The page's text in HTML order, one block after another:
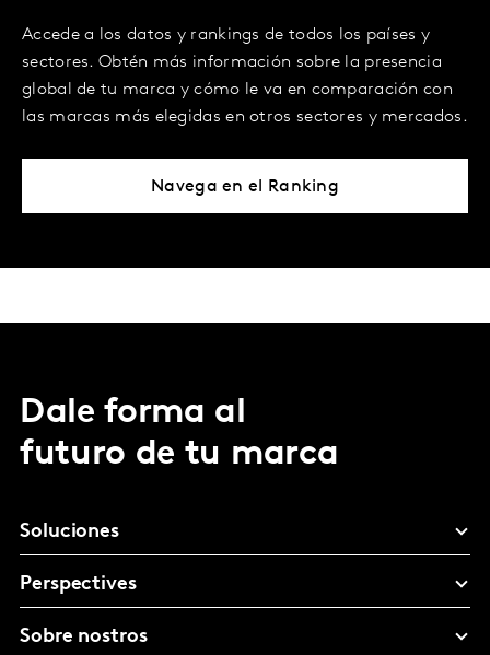
Accede a los datos y rankings de todos los países y
sectores. Obtén más información sobre la presencia
global de tu marca y cómo le va en comparación con
las marcas más elegidas en otros sectores y mercados.
Navega en el Ranking
Dale forma al
futuro de tu marca
Soluciones
Perspectives
Sobre nostros